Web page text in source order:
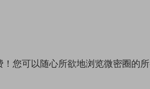
您可以随心所欲地浏览微密圈的